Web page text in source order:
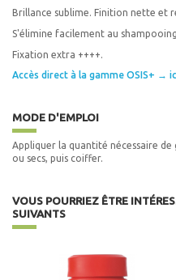
Brillance sublime. Finition nette et
S'élimine facilement au
Fixation extra ++++.
Accès direct à la gamme OSIS+ →
MODE D'EMPLOI
Appliquer la quantité nécessaire de
ou secs, puis coiffer.
VOUS POURRIEZ ÊTRE
SUIVANTS